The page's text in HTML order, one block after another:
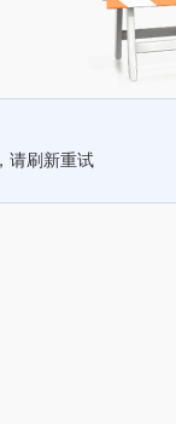
请刷新重试